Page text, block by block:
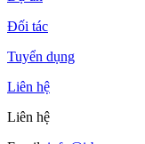
Đối tác
Tuyển dụng
Liên hệ
Liên hệ